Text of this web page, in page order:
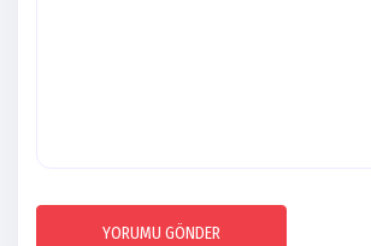
YORUMU GÖNDER